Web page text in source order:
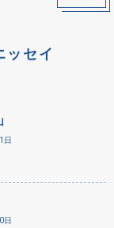
ッセイ
日
日